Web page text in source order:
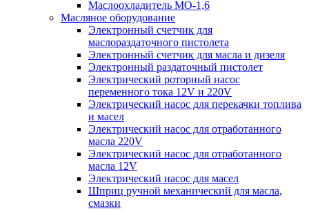
Маслоохладитель MO-1,6
Масляное оборудование
Электронный счетчик для
маслораздаточного пистолета
Электронный счетчик для масла и дизеля
Электронный раздаточный пистолет
Электрический роторный насос
переменного тока 12V и 220V
Электрический насос для перекачки топлива
и масел
Электрический насос для отработанного
масла 220V
Электрический насос для отработанного
масла 12V
Электрический насос для масел
Шприц ручной механический для масла,
смазки